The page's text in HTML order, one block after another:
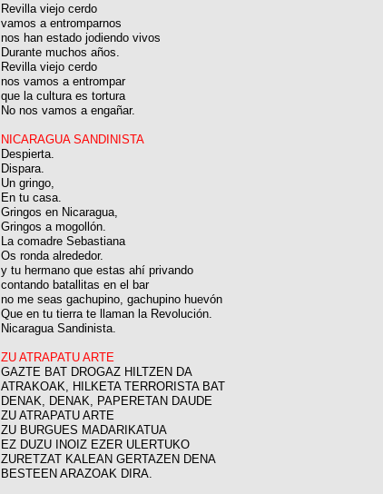
Revilla viejo cerdo
vamos a entromparnos
nos han estado jodiendo vivos
Durante muchos años.
Revilla viejo cerdo
nos vamos a entrompar
que la cultura es tortura
No nos vamos a engañar.
NICARAGUA SANDINISTA
Despierta.
Dispara.
Un gringo,
En tu casa.
Gringos en Nicaragua,
Gringos a mogollón.
La comadre Sebastiana
Os ronda alrededor.
y tu hermano que estas ahí privando
contando batallitas en el bar
no me seas gachupino, gachupino huevón
Que en tu tierra te llaman la Revolución.
Nicaragua Sandinista.
ZU ATRAPATU ARTE
GAZTE BAT DROGAZ HILTZEN DA
ATRAKOAK, HILKETA TERRORISTA BAT
DENAK, DENAK, PAPERETAN DAUDE
ZU ATRAPATU ARTE
ZU BURGUES MADARIKATUA
EZ DUZU INOIZ EZER ULERTUKO
ZURETZAT KALEAN GERTAZEN DENA
BESTEEN ARAZOAK DIRA.